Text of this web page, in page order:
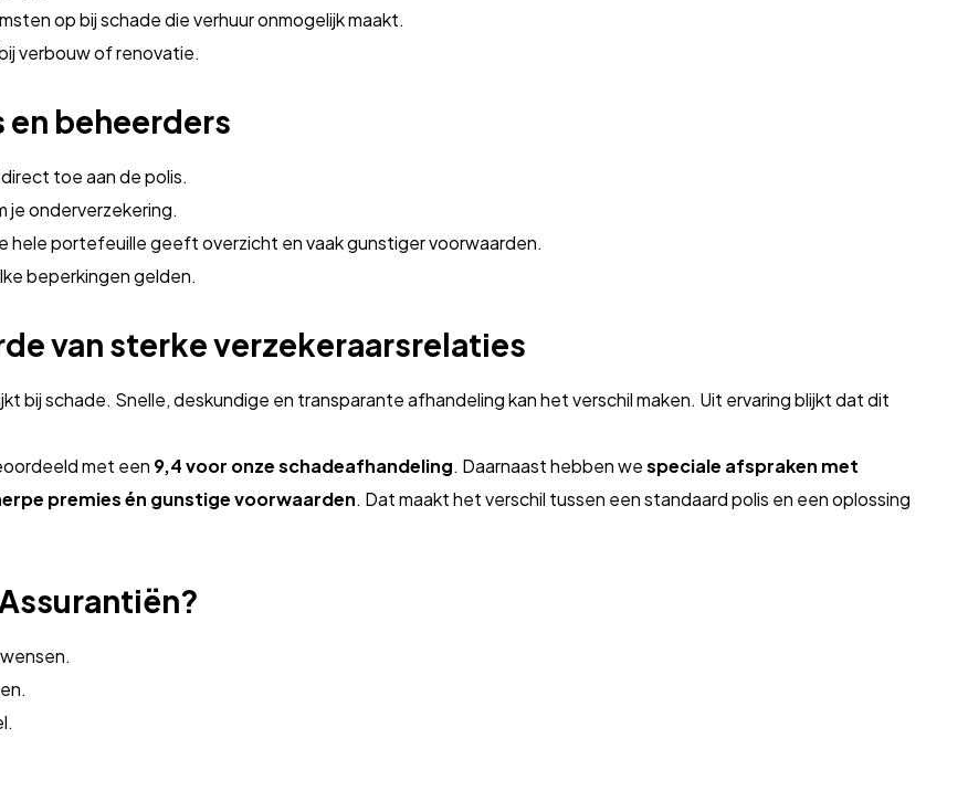
op bij schade die verhuur onmogelijk maakt.
verbouw of renovatie.
beheerders
toe aan de polis.
je onderverzekering.
hele portefeuille geeft overzicht en vaak gunstiger voorwaarden.
beperkingen gelden.
van sterke verzekeraarsrelaties
bij schade. Snelle, deskundige en transparante afhandeling kan het verschil maken. Uit ervaring blijkt dat dit
met een 9,4 voor onze schadeafhandeling. Daarnaast hebben wespeciale afspraken met
premies én gunstige voorwaarden. Dat maakt het verschil tussen een standaard polis en een oplossing